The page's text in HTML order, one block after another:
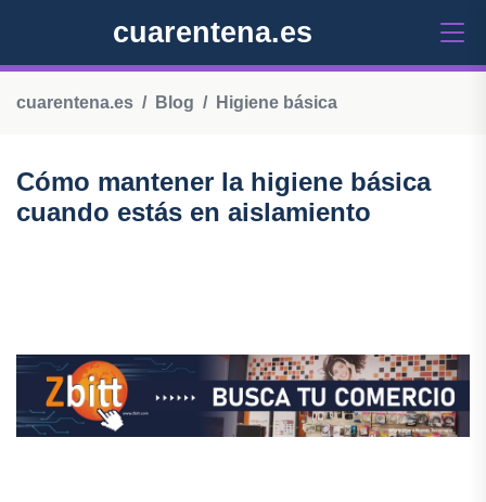
cuarentena.es
cuarentena.es Blog Higiene básica
Cómo mantener la higiene básica
cuando estás en aislamiento